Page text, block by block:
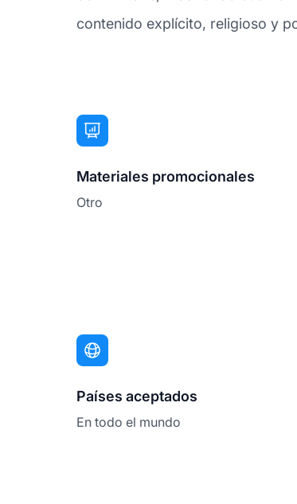
contenido explícito, religioso y
Materiales promocionales
Otro
Países aceptados
En todo el mundo